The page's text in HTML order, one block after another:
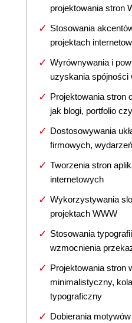
projektowania stron
Stosowania
projektach
Wyrównywania i
uzyskania spójności
Projektowania stron
jak blogi, portfolio
Dostosowywania
firmowych,
Tworzenia stron
internetowych
Wykorzystywania
projektach WWW
Stosowania
wzmocnienia
Projektowania stron
minimalistyczny,
typograficzny
Dobierania